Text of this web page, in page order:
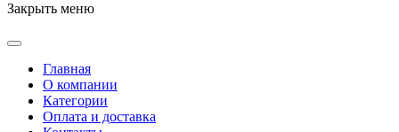
Закрыть меню
Главная
О компании
Категории
Оплата и доставка